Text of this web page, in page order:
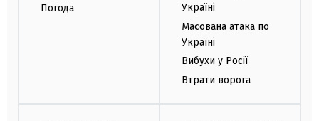
Погода
Україні
Масована атака по
Україні
Вибухи у Росії
Втрати ворога